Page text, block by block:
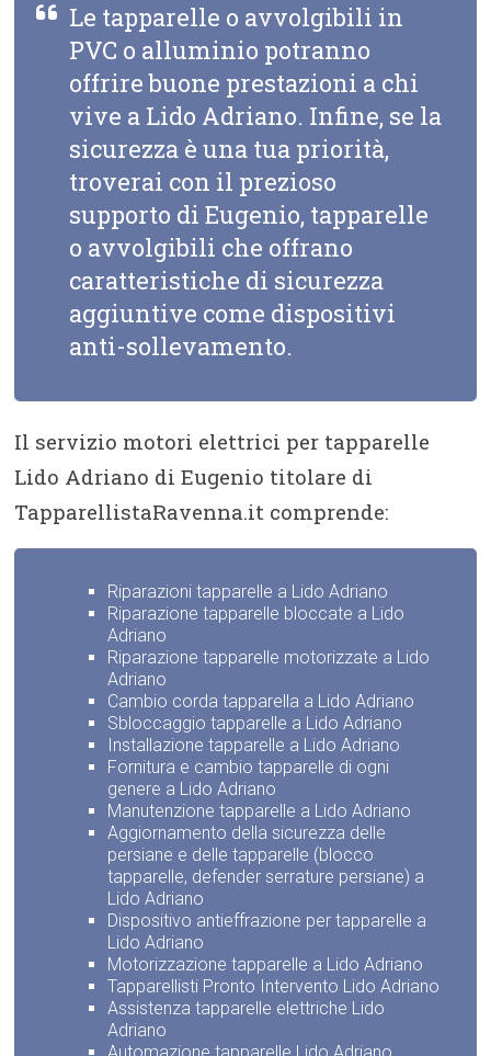
Le tapparelle o avvolgibili in
PVC o alluminio potranno
offrire buone prestazioni a chi
vive a Lido Adriano. Infine, se la
sicurezza è una tua priorità,
troverai con il prezioso
supporto di Eugenio, tapparelle
o avvolgibili che offrano
caratteristiche di sicurezza
aggiuntive come dispositivi
anti-sollevamento.
Il servizio motori elettrici per tapparelle
Lido Adriano di Eugenio titolare di
TapparellistaRavenna.it comprende:
Riparazioni tapparelle a Lido Adriano
Riparazione tapparelle bloccate a Lido
Adriano
Riparazione tapparelle motorizzate a Lido
Adriano
Cambio corda tapparella a Lido Adriano
Sbloccaggio tapparelle a Lido Adriano
Installazione tapparelle a Lido Adriano
Fornitura e cambio tapparelle di ogni
genere a Lido Adriano
Manutenzione tapparelle a Lido Adriano
Aggiornamento della sicurezza delle
persiane e delle tapparelle (blocco
tapparelle, defender serrature persiane) a
Lido Adriano
Dispositivo antieffrazione per tapparelle a
Lido Adriano
Motorizzazione tapparelle a Lido Adriano
Tapparellisti Pronto Intervento Lido Adriano
Assistenza tapparelle elettriche Lido
Adriano